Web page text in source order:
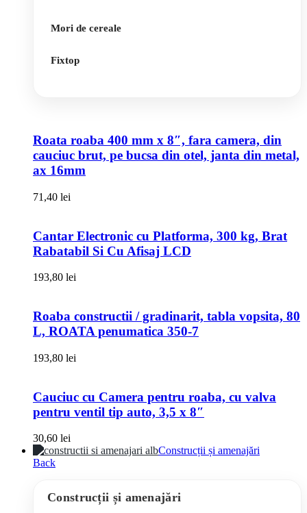
Mori de cereale
Fixtop
Roata roaba 400 mm x 8″, fara camera, din
cauciuc brut, pe bucsa din otel, janta din metal,
ax 16mm
71,40 lei
Cantar Electronic cu Platforma, 300 kg, Brat
Rabatabil Si Cu Afisaj LCD
193,80 lei
Roaba constructii / gradinarit, tabla vopsita, 80
L, ROATA penumatica 350-7
193,80 lei
Cauciuc cu Camera pentru roaba, cu valva
pentru ventil tip auto, 3,5 x 8″
30,60 lei
Construcții și amenajări
Back
Construcții și amenajări